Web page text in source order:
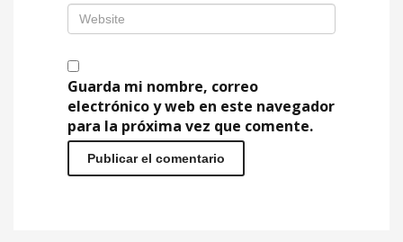
Guarda mi nombre, correo
electrónico y web en este navegador
para la próxima vez que comente.